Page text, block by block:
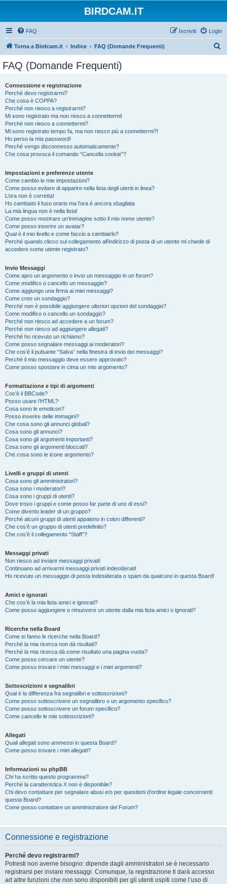
BIRDCAM.IT
FAQ Login
Iscriviti
Torna a Birdcam.it Indice FAQ (Domande Frequenti)
FAQ (Domande Frequenti)
Connessione e registrazione
Perché devo registrarmi?
Che cosa è COPPA?
Perché non riesco a registrarmi?
Mi sono registrato ma non riesco a connettermi!
Perché non riesco a connettermi?
Mi sono registrato tempo fa, ma non riesco più a connettermi?!
Ho perso la mia password!
Perché vengo disconnesso automaticamente?
Che cosa provoca il comando “Cancella cookie”?
Impostazioni e preferenze utente
Come cambio le mie impostazioni?
Come posso evitare di apparire nella lista degli utenti in linea?
L’ora non è corretta!
Ho cambiato il fuso orario ma l’ora è ancora sbagliata
La mia lingua non è nella lista!
Come posso mostrare un’immagine sotto il mio nome utente?
Come posso inserire un avatar?
Qual è il mio livello e come faccio a cambiarlo?
Perché quando clicco sul collegamento all’indirizzo di posta di un utente mi chiede di
accedere come utente registrato?
Invio Messaggi
Come apro un argomento o invio un messaggio in un forum?
Come modifico o cancello un messaggio?
Come aggiungo una firma ai miei messaggi?
Come creo un sondaggio?
Perché non è possibile aggiungere ulteriori opzioni del sondaggio?
Come modifico o cancello un sondaggio?
Perché non riesco ad accedere a un forum?
Perché non riesco ad aggiungere allegati?
Perché ho ricevuto un richiamo?
Come posso segnalare messaggi ai moderatori?
Che cos’è il pulsante “Salva” nella finestra di invio dei messaggi?
Perché il mio messaggio deve essere approvato?
Come posso spostare in cima un mio argomento?
Formattazione e tipi di argomenti
Cos’è il BBCode?
Posso usare l’HTML?
Cosa sono le emoticon?
Posso inserire delle immagini?
Che cosa sono gli annunci globali?
Cosa sono gli annunci?
Cosa sono gli argomenti importanti?
Cosa sono gli argomenti bloccati?
Che cosa sono le icone argomento?
Livelli e gruppi di utenti
Cosa sono gli amministratori?
Cosa sono i moderatori?
Cosa sono i gruppi di utenti?
Dove trovo i gruppi e come posso far parte di uno di essi?
Come divento leader di un gruppo?
Perché alcuni gruppi di utenti appaiono in colori differenti?
Che cos’è un gruppo di utenti predefinito?
Che cos’è il collegamento “Staff”?
Messaggi privati
Non riesco ad inviare messaggi privati!
Continuano ad arrivarmi messaggi privati indesiderati!
Ho ricevuto un messaggio di posta indesiderata o spam da qualcuno in questa Board!
Amici e ignorati
Che cos’è la mia lista amici e ignorati?
Come posso aggiungere o rimuovere un utente dalla mia lista amici o ignorati?
Ricerche nella Board
Come si fanno le ricerche nella Board?
Perché la mia ricerca non dà risultati?
Perché la mia ricerca dà come risultato una pagina vuota?
Come posso cercare un utente?
Come posso trovare i miei messaggi e i miei argomenti?
Sottoscrizioni e segnalibri
Qual è la differenza fra segnalibri e sottoscrizioni?
Come posso sottoscrivere un segnalibro o un argomento specifico?
Come posso sottoscrivere un forum specifico?
Come cancello le mie sottoscrizioni?
Allegati
Quali allegati sono ammessi in questa Board?
Come posso trovare i miei allegati?
Informazioni su phpBB
Chi ha scritto questo programma?
Perché la caratteristica X non è disponibile?
Chi devo contattare per segnalare abusi e/o per questioni d’ordine legale concernenti
questa Board?
Come posso contattare un amministratore del Forum?
Connessione e registrazione
Perché devo registrarmi?
Potresti non averne bisogno: dipende dagli amministratori se è necessario
registrarsi per inviare messaggi. Comunque, la registrazione ti darà accesso
ad altre funzioni che non sono disponibili per gli utenti ospiti come l’uso di